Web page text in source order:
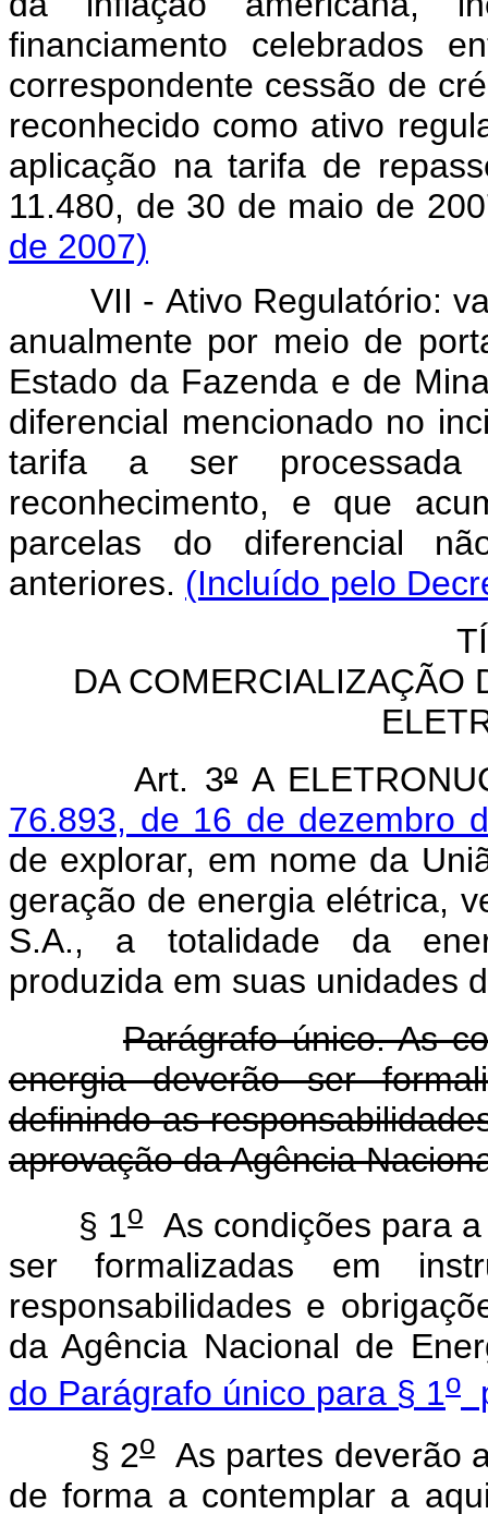
financiamento celebrados
correspondente cessão de
reconhecido como ativo
aplicação na tarifa de
11.480, de 30 de maio de
de 2007)
VII - Ativo Regulatório:
anualmente por meio de
Estado da Fazenda e de
diferencial mencionado no
tarifa a ser
reconhecimento, e que
parcelas do diferencial
anteriores. (Incluído pelo
DA COMERCIALIZAÇÃO
Art. 3º A
76.893, de 16 de dezembro
de explorar, em nome da
geração de energia elétrica,
S.A., a totalidade da
produzida em suas unidades
Parágrafo único. As
energia deverão ser
definindo as
aprovação da Agência
§ 1oAs condições para a
ser formalizadas em
responsabilidades e
da Agência Nacional de
do Parágrafo único para § 1o
§ 2oAs partes deverão
de forma a contemplar a